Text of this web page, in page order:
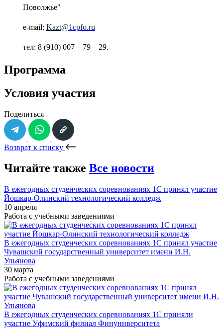
Поволжье"
e-mail: Kazt@1cpfo.ru
тел: 8 (910) 007 – 79 – 29.
Программа
Условия участия
Поделиться
Возврат к списку
Читайте также Все новости
В ежегодных студенческих соревнованиях 1С принял участие
Йошкар-Олинский технологический колледж
10 апреля
Работа с учебными заведениями
В ежегодных студенческих соревнованиях 1С принял участие
Чувашский государственный университет имени И.Н.
Ульянова
30 марта
Работа с учебными заведениями
В ежегодных студенческих соревнованиях 1С приняли
участие Уфимский филиал Финуниверситета